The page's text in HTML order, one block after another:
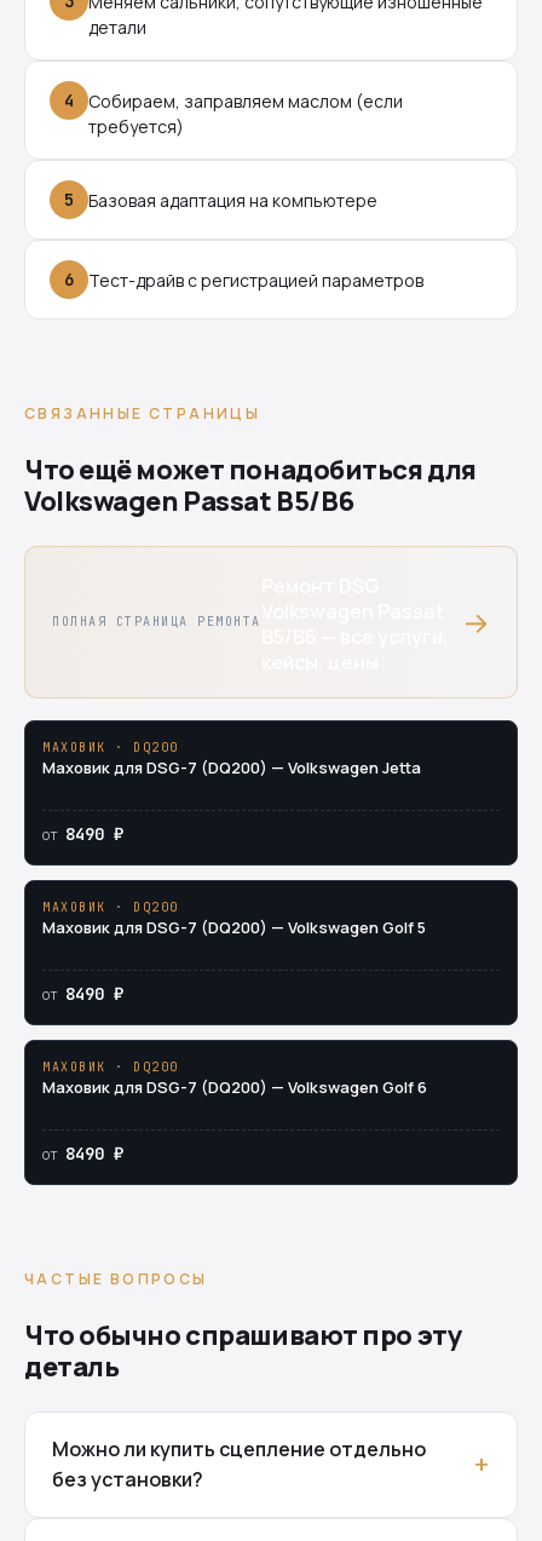
детали
4
Собираем, заправляем маслом (если
требуется)
5 Базовая адаптация на компьютере
6 Тест-драйв с регистрацией параметров
СВЯЗАННЫЕ СТРАНИЦЫ
Что ещё может понадобиться для
Volkswagen Passat B5/B6
ПОЛНАЯ СТРАНИЦА РЕМОНТА →
МАХОВИК · DQ200
Маховик для DSG-7 (DQ200) — Volkswagen Jetta
от 8490 ₽
МАХОВИК · DQ200
Маховик для DSG-7 (DQ200) — Volkswagen Golf 5
от 8490 ₽
МАХОВИК · DQ200
Маховик для DSG-7 (DQ200) — Volkswagen Golf 6
от 8490 ₽
ЧАСТЫЕ ВОПРОСЫ
Что обычно спрашивают про эту
деталь
Можно ли купить сцепление отдельно
без установки?